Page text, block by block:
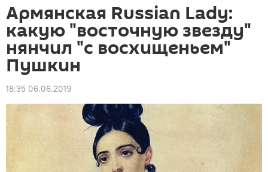
Армянская Russian Lady:
какую "восточную звезду"
нянчил "с восхищеньем"
Пушкин
18:35 06.06.2019